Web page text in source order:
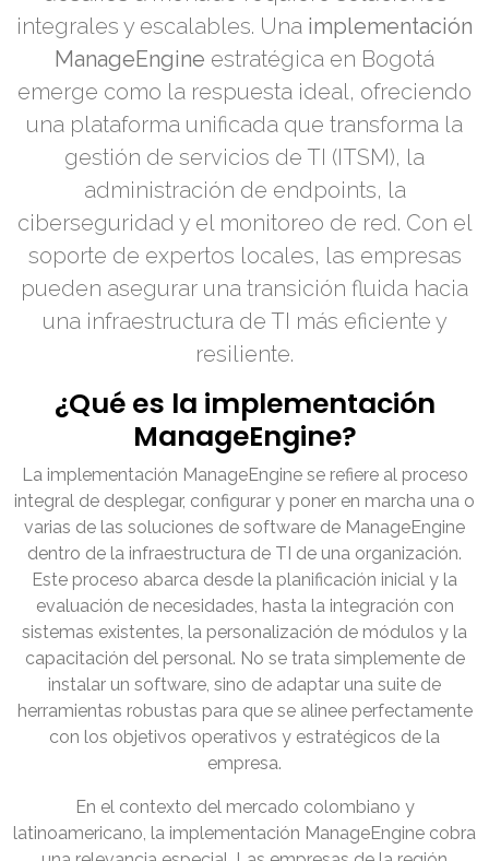
integrales y escalables. Una implementación
ManageEngine estratégica en Bogotá
emerge como la respuesta ideal, ofreciendo
una plataforma unificada que transforma la
gestión de servicios de TI (ITSM), la
administración de endpoints, la
ciberseguridad y el monitoreo de red. Con el
soporte de expertos locales, las empresas
pueden asegurar una transición fluida hacia
una infraestructura de TI más eficiente y
resiliente.
¿Qué es la implementación
ManageEngine?
La implementación ManageEngine se refiere al proceso
integral de desplegar, configurar y poner en marcha una o
varias de las soluciones de software de ManageEngine
dentro de la infraestructura de TI de una organización.
Este proceso abarca desde la planificación inicial y la
evaluación de necesidades, hasta la integración con
sistemas existentes, la personalización de módulos y la
capacitación del personal. No se trata simplemente de
instalar un software, sino de adaptar una suite de
herramientas robustas para que se alinee perfectamente
con los objetivos operativos y estratégicos de la
empresa.
En el contexto del mercado colombiano y
latinoamericano, la implementación ManageEngine cobra